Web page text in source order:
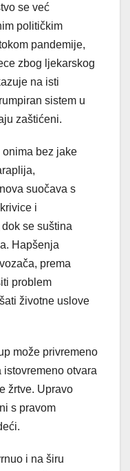
se već
političkim
pandemije,
zbog ljekarskog
na isti
sistem u
zaštićeni.
onima bez jake
suočava s
i
se suština
Hapšenja
prema
problem
životne uslove
može privremeno
otvara
žrtve. Upravo
s pravom
i na širu